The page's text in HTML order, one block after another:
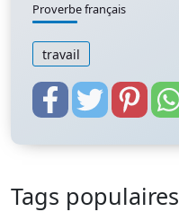
Proverbe français
travail
Tags populaires